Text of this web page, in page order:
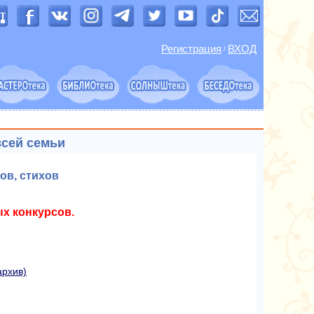
Регистрация / ВХОД
семьи
стихов
конкурсов.